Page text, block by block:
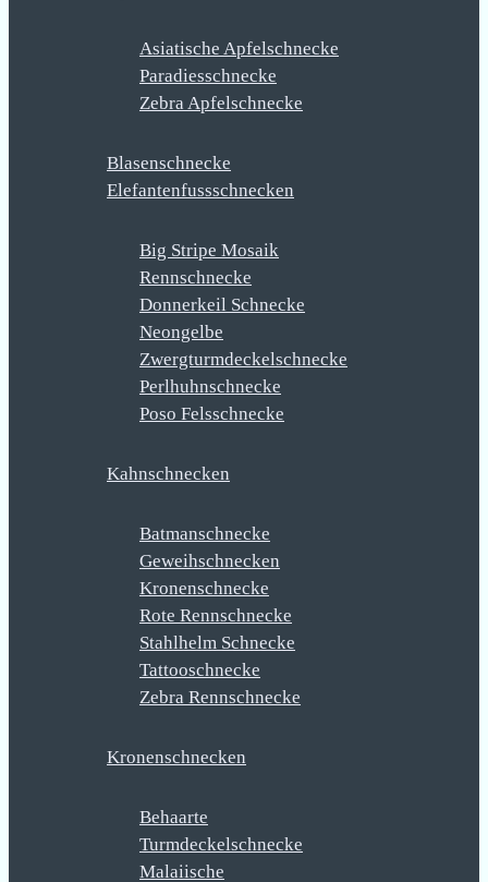
Asiatische Apfelschnecke
Paradiesschnecke
Zebra Apfelschnecke
Blasenschnecke
Elefantenfussschnecken
Big Stripe Mosaik
Rennschnecke
Donnerkeil Schnecke
Neongelbe
Zwergturmdeckelschnecke
Perlhuhnschnecke
Poso Felsschnecke
Kahnschnecken
Batmanschnecke
Geweihschnecken
Kronenschnecke
Rote Rennschnecke
Stahlhelm Schnecke
Tattooschnecke
Zebra Rennschnecke
Kronenschnecken
Behaarte
Turmdeckelschnecke
Malaiische